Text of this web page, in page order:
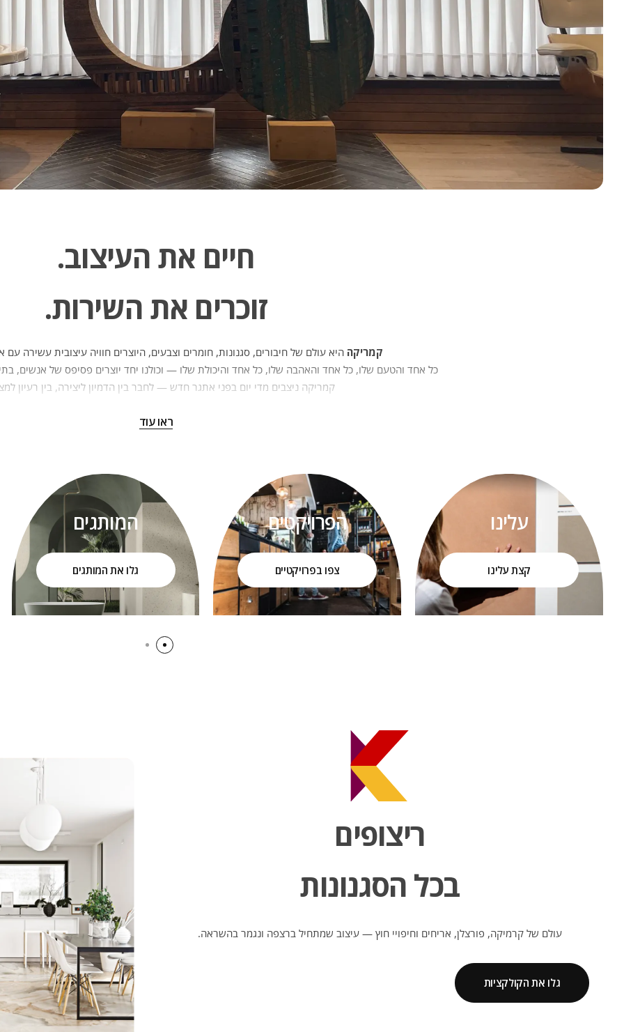
חיים את העיצוב.
זוכרים את השירות.
קמריקה היא עולם של חיבורים, סגנונות, חומרים וצבעים, היוצרים חוויה עיצובית עשירה עם
כל אחד והטעם שלו, כל אחד והאהבה שלו, כל אחד והיכולת שלו — וכולנו יחד יוצרים פסיפס של אנשים,
קמריקה ניצבים מדי יום בפני אתגר חדש — לחבר בין הדמיון ליצירה, בין רעיון
על בסיס שבועי ומעניק ללקוחות ולמעצבים חוויה מעצימה, מרגשת ויצירתית.
לאדריכלים ולבונים בכל רחבי הארץ.
האהבה שלנו לעיצוב, לאנשים ולסביבה הפכה את קמריקה לחלק בלתי נפרד ממשפחות רבות בישראל,
ומהשירות האנושי שמלווה אותן לאורך השנים.
החזון השירותי שלנו הוא אבן יסוד להצלחה — במישור האישי, המשפחתי והעסקי
ראו עוד
עלינו
קצת עלינו
הפרויקטים
צפו בפרויקטיים
המותגים
גלו את המותגים
ריצופים
בכל הסגנונות
עולם של קרמיקה, פורצלן, אריחים וחיפויי חוץ — עיצוב שמתחיל ברצפה ונגמר בהשראה.
גלו את הקולקציות